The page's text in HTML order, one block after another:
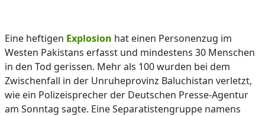
Eine heftigen Explosion hat einen Personenzug im
Westen Pakistans erfasst und mindestens 30 Menschen
in den Tod gerissen. Mehr als 100 wurden bei dem
Zwischenfall in der Unruheprovinz Baluchistan verletzt,
wie ein Polizeisprecher der Deutschen Presse-Agentur
am Sonntag sagte. Eine Separatistengruppe namens